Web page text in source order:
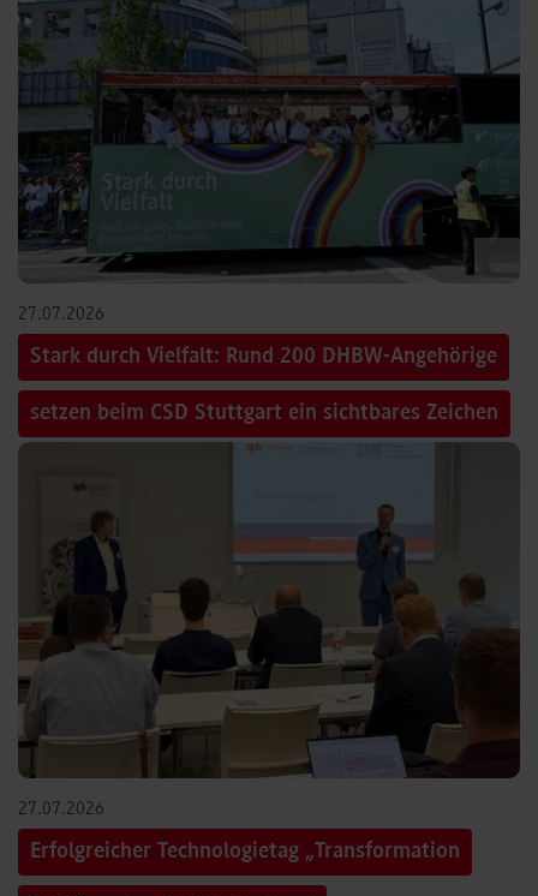
27.07.2026
Stark durch Vielfalt: Rund 200 DHBW-Angehörige
setzen beim CSD Stuttgart ein sichtbares Zeichen
27.07.2026
Erfolgreicher Technologietag „Transformation